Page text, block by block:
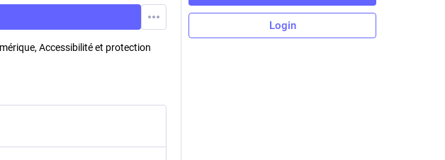
Accessibilité et protection
Login